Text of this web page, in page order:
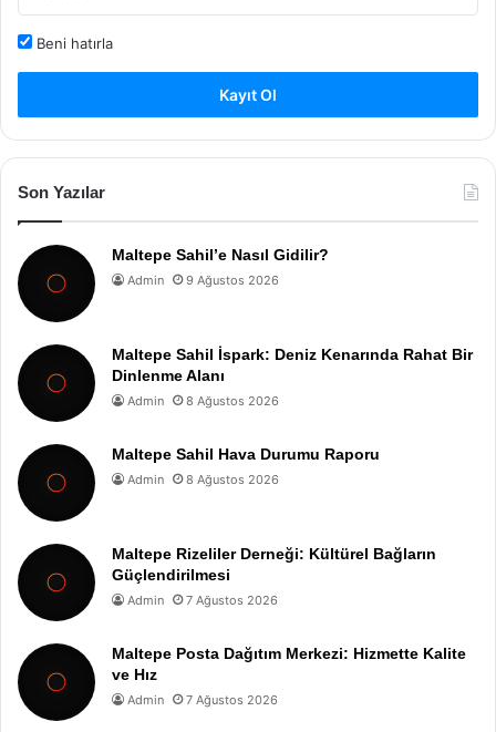
Beni hatırla
Kayıt Ol
Son Yazılar
Maltepe Sahil’e Nasıl Gidilir?
Admin 9 Ağustos 2026
Maltepe Sahil İspark: Deniz Kenarında Rahat Bir
Dinlenme Alanı
Admin 8 Ağustos 2026
Maltepe Sahil Hava Durumu Raporu
Admin 8 Ağustos 2026
Maltepe Rizeliler Derneği: Kültürel Bağların
Güçlendirilmesi
Admin 7 Ağustos 2026
Maltepe Posta Dağıtım Merkezi: Hizmette Kalite
ve Hız
Admin 7 Ağustos 2026